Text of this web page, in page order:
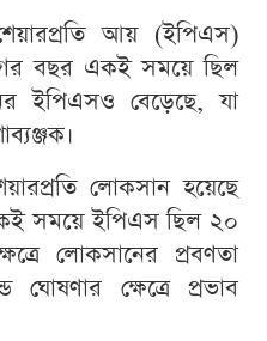
আয় (ইপিএস)
বছর একই সময়ে ছিল
ইপিএসও বেড়েছে, যা
লোকসান হয়েছে
সময়ে ইপিএস ছিল ২০
লোকসানের প্রবণতা
ঘোষণার ক্ষেত্রে প্রভাব